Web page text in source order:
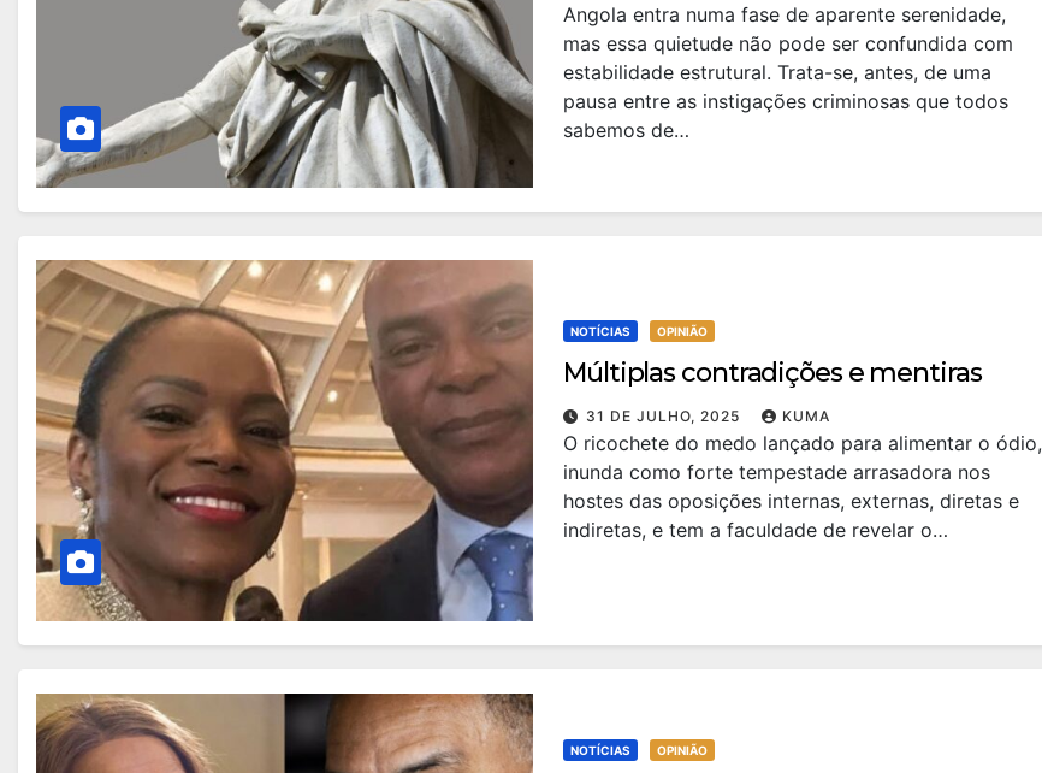
Angola entra numa fase de aparente serenidade,
mas essa quietude não pode ser confundida com
estabilidade estrutural. Trata-se, antes, de uma
pausa entre as instigações criminosas que todos
sabemos de…
NOTÍCIAS OPINIÃO
Múltiplas contradições e mentiras
31 DE JULHO, 2025 KUMA
O ricochete do medo lançado para alimentar o ódio,
inunda como forte tempestade arrasadora nos
hostes das oposições internas, externas, diretas e
indiretas, e tem a faculdade de revelar o…
NOTÍCIAS OPINIÃO